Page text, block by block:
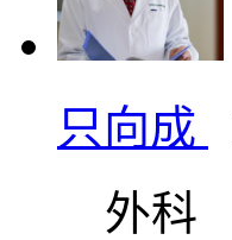
只向成
外科